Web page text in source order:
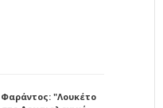
Φαράντος: "Λουκέτο